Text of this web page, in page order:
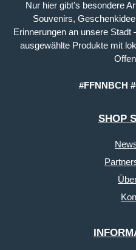
Nur hier gibt’s besondere
Souvenirs,
Erinnerungen an unsere
ausgewählte Produkte mit
#FFNNBCH
SHOP